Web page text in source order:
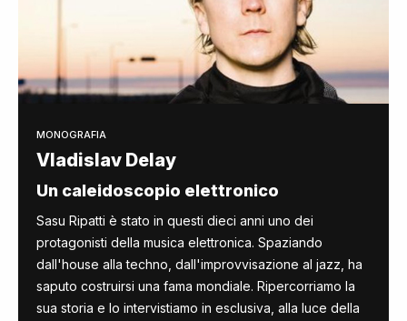
MONOGRAFIA
Vladislav Delay
Un caleidoscopio elettronico
Sasu Ripatti è stato in questi dieci anni uno dei
protagonisti della musica elettronica. Spaziando
dall'house alla techno, dall'improvvisazione al jazz, ha
saputo costruirsi una fama mondiale. Ripercorriamo la
sua storia e lo intervistiamo in esclusiva, alla luce della